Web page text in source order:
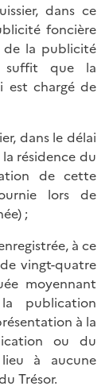
dans ce
foncière
de la publicité
suffit que la
est chargé de
dans le délai
résidence du
de cette
lors de
;
à ce
vingt-quatre
moyennant
publication
à la
ou du
à aucune
Trésor.